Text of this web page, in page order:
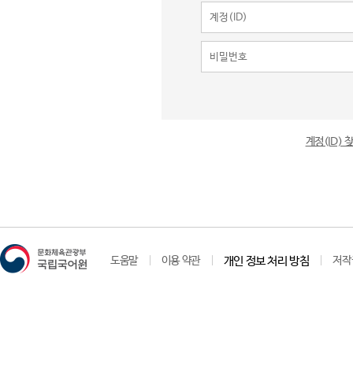
계정(ID)
도움말 이용 약관 개인 정보 처리 방침 저